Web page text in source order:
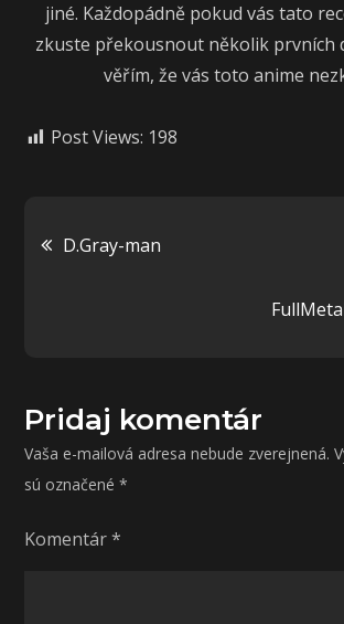
jiné. Každopádně pokud vás tato
zkuste překousnout několik prvních
věřím, že vás toto anime
Post Views: 198
Navigácia
D.Gray-man
Pridaj komentár
Vaša e-mailová adresa nebude zverejnená.
sú označené*
Komentár*